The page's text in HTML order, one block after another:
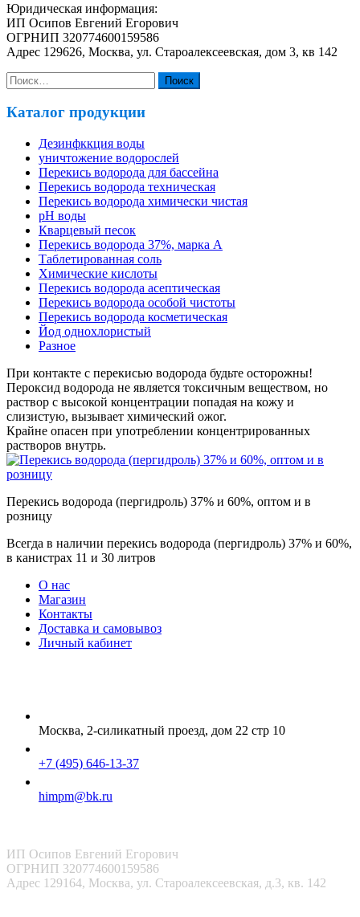
Юридическая информация:
ИП Осипов Евгений Егорович
ОГРНИП 320774600159586
Адрес 129626, Москва, ул. Староалексеевская, дом 3, кв 142
Найти:
Каталог продукции
Дезинфккция воды
уничтожение водорослей
Перекись водорода для бассейна
Перекись водорода техническая
Перекись водорода химически чистая
pH воды
Кварцевый песок
Перекись водорода 37%, марка А
Таблетированная соль
Химические кислоты
Перекись водорода асептическая
Перекись водорода особой чистоты
Перекись водорода косметическая
Йод однохлористый
Разное
При контакте с перекисью водорода будьте осторожны!
Пероксид водорода не является токсичным веществом, но
раствор с высокой концентрации попадая на кожу и
слизистую, вызывает химический ожог.
Крайне опасен при употреблении концентрированных
растворов внутрь.
Перекись водорода (пергидроль) 37% и 60%, оптом и в
розницу
Всегда в наличии перекись водорода (пергидроль) 37% и 60%,
в канистрах 11 и 30 литров
О нас
Магазин
Контакты
Доставка и самовывоз
Личный кабинет
Москва, 2-силикатный проезд, дом 22 стр 10
+7 (495) 646-13-37
himpm@bk.ru
ИП Осипов Евгений Егорович
ОГРНИП 320774600159586
Адрес 129164, Москва, ул. Староалексеевская, д.3, кв. 142